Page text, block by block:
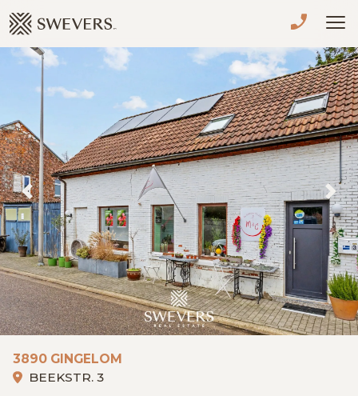
VERKOPEN
TE KOOP
TE HUUR
NIEUWBOUW
ADVIES
OVER ONS
VASTGOEDCAFÉ
Previous
3890 GINGELOM
BEEKSTR. 3